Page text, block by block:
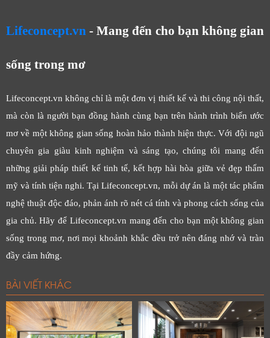
Lifeconcept.vn - Mang đến cho bạn không gian
sống trong mơ
Lifeconcept.vn không chỉ là một đơn vị thiết kế và thi công nội thất,
mà còn là người bạn đồng hành cùng bạn trên hành trình biến ước
mơ về một không gian sống hoàn hảo thành hiện thực. Với đội ngũ
chuyên gia giàu kinh nghiệm và sáng tạo, chúng tôi mang đến
những giải pháp thiết kế tinh tế, kết hợp hài hòa giữa vẻ đẹp thẩm
mỹ và tính tiện nghi. Tại Lifeconcept.vn, mỗi dự án là một tác phẩm
nghệ thuật độc đáo, phản ánh rõ nét cá tính và phong cách sống của
gia chủ. Hãy để Lifeconcept.vn mang đến cho bạn một không gian
sống trong mơ, nơi mọi khoảnh khắc đều trở nên đáng nhớ và tràn
đầy cảm hứng.
BÀI VIẾT KHÁC